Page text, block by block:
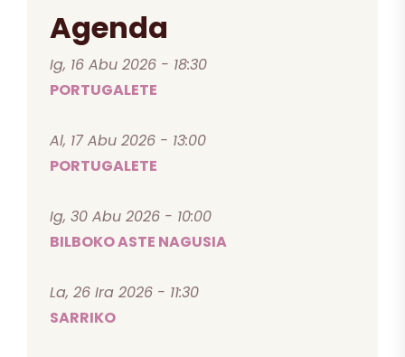
Agenda
Ig, 16 Abu 2026 - 18:30
PORTUGALETE
Al, 17 Abu 2026 - 13:00
PORTUGALETE
Ig, 30 Abu 2026 - 10:00
BILBOKO ASTE NAGUSIA
La, 26 Ira 2026 - 11:30
SARRIKO